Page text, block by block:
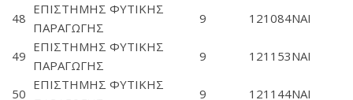
48
ΕΠΙΣΤΗΜΗΣ ΦΥΤΙΚΗΣ
ΠΑΡΑΓΩΓΗΣ
9 121084ΝΑΙ
49
ΕΠΙΣΤΗΜΗΣ ΦΥΤΙΚΗΣ
ΠΑΡΑΓΩΓΗΣ
9 121153ΝΑΙ
50
ΕΠΙΣΤΗΜΗΣ ΦΥΤΙΚΗΣ
9 121144ΝΑΙ